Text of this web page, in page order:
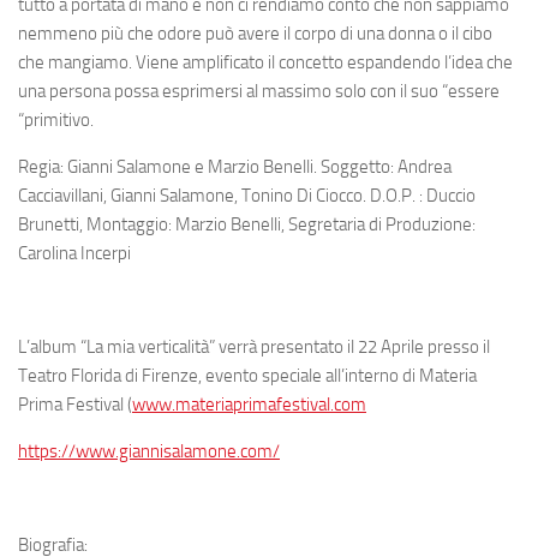
tutto a portata di mano e non ci rendiamo conto che non sappiamo
nemmeno più che odore può avere il corpo di una donna o il cibo
che mangiamo. Viene amplificato il concetto espandendo l’idea che
una persona possa esprimersi al massimo solo con il suo “essere
“primitivo.
Regia: Gianni Salamone e Marzio Benelli. Soggetto: Andrea
Cacciavillani, Gianni Salamone, Tonino Di Ciocco. D.O.P. : Duccio
Brunetti, Montaggio: Marzio Benelli, Segretaria di Produzione:
Carolina Incerpi
L’album “La mia verticalità” verrà presentato il 22 Aprile presso il
Teatro Florida di Firenze, evento speciale all’interno di Materia
Prima Festival (www.materiaprimafestival.com
https://www.giannisalamone.com/
Biografia: